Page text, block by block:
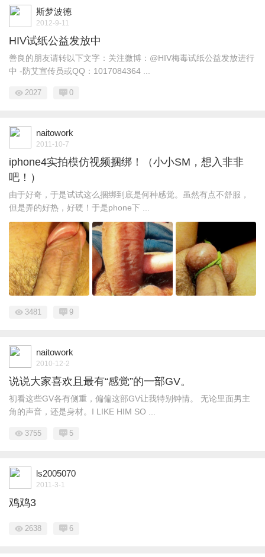
斯梦波德
2012-9-11
HIV试纸公益发放中
善良的朋友请转以下文字：关注微博：@HIV梅毒试纸公益发放进行
中 -防艾宣传员或QQ：1017084364 ...
2027 0
naitowork
2011-10-7
iphone4实拍模仿视频捆绑！（小小SM，想入非非
吧！）
由于好奇，于是试试这么捆绑到底是何种感觉。虽然有点不舒服，
但是弄的好热，好硬！于是phone下 ...
3481 9
naitowork
2010-12-2
说说大家喜欢且最有“感觉”的一部GV。
初看这些GV各有侧重，偏偏这部GV让我特别钟情。 无论里面男主
角的声音，还是身材。I LIKE HIM SO ...
3755 5
ls2005070
2011-3-1
鸡鸡3
2638 6